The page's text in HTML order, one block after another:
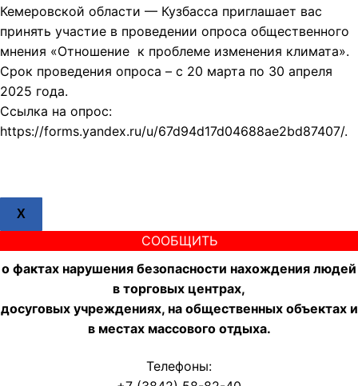
Кемеровской области — Кузбасса приглашает вас
принять участие в проведении опроса общественного
мнения «Отношение к проблеме изменения климата».
Срок проведения опроса – с 20 марта по 30 апреля
2025 года.
Ссылка на опрос:
https://forms.yandex.ru/u/67d94d17d04688ae2bd87407/.
X
СООБЩИТЬ
о фактах нарушения безопасности нахождения людей
в торговых центрах,
досуговых учреждениях, на общественных объектах и
в местах массового отдыха.
Телефоны: